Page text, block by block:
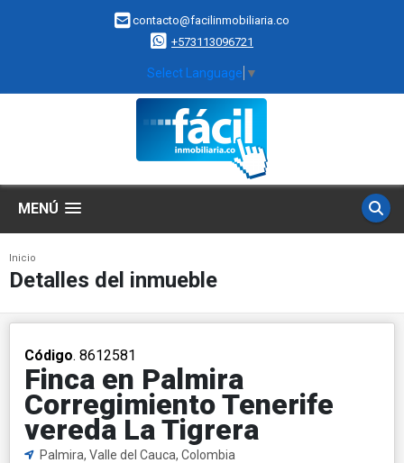
contacto@facilinmobiliaria.co
+573113096721
Select Language ▼
MENÚ
Inicio
Detalles del inmueble
Código. 8612581
Finca en Palmira
Corregimiento Tenerife
vereda La Tigrera
Palmira, Valle del Cauca, Colombia